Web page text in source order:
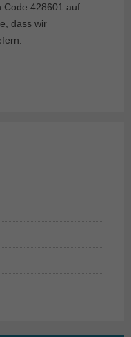
Code 428601 auf
dass wir